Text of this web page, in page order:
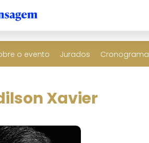
o evento Jurados
Xavier